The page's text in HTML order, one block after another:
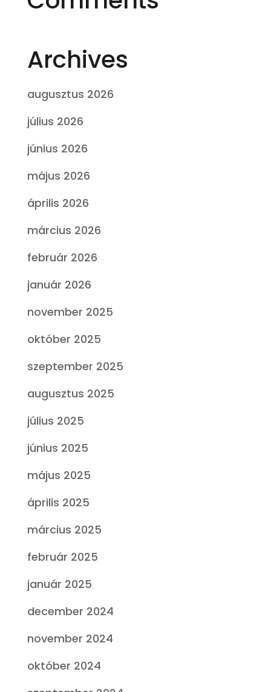
Archives
augusztus 2026
július 2026
június 2026
május 2026
április 2026
március 2026
február 2026
január 2026
november 2025
október 2025
szeptember 2025
augusztus 2025
július 2025
június 2025
május 2025
április 2025
március 2025
február 2025
január 2025
december 2024
november 2024
október 2024